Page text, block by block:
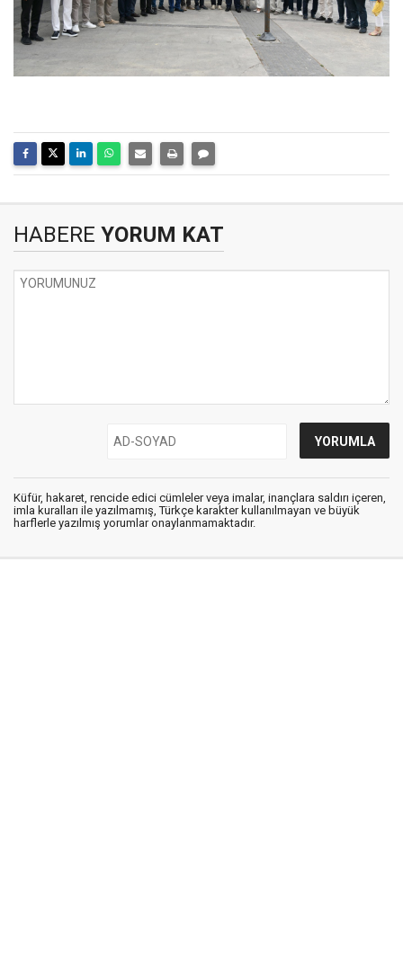
HABERE YORUM KAT
Küfür, hakaret, rencide edici cümleler veya imalar, inançlara saldırı içeren,
imla kuralları ile yazılmamış, Türkçe karakter kullanılmayan ve büyük
harflerle yazılmış yorumlar onaylanmamaktadır.